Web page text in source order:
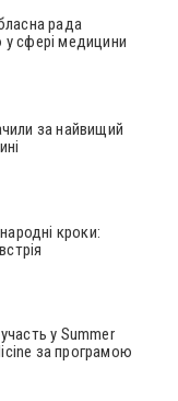
рада
сфері медицини
за найвищий
кроки:
у Summer
за програмою